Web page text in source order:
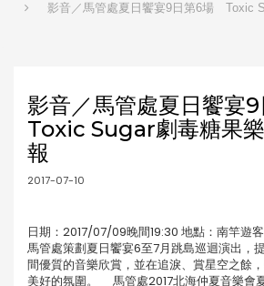
影音／馬管處夏日饗宴9日第6場 Toxic
影音／馬管處夏日饗宴
Toxic Sugar劇毒糖果
報
2017-07-10
日期：2017/07/09晚間19:30 地點：南竿遊
馬管處策劃夏日饗宴6至7月跳島巡迴演出，
間優質的音樂欣賞，並在追淚、賞星空之餘
美好的氛圍。 馬管處2017北海仲夏音樂會